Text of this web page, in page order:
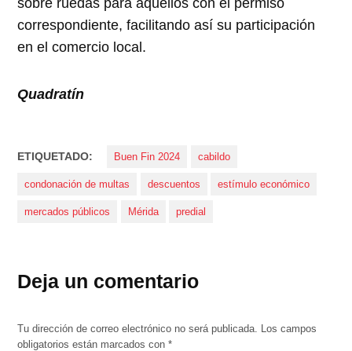
correspondiente, facilitando así su participación
en el comercio local.
Quadratín
ETIQUETADO: Buen Fin 2024 cabildo
condonación de multas descuentos estímulo económico
mercados públicos Mérida predial
Deja un comentario
Tu dirección de correo electrónico no será publicada.
Los campos
obligatorios están marcados con*